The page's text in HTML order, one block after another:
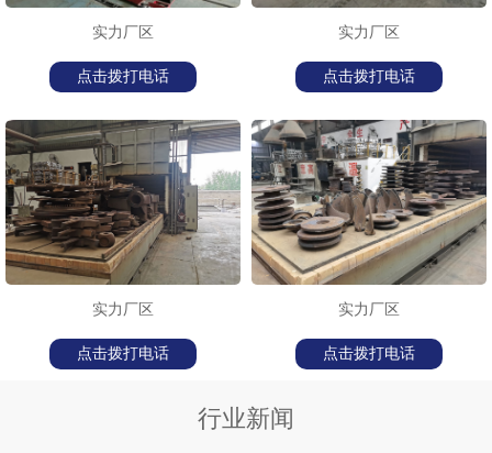
实力厂区
点击拨打电话
实力厂区
点击拨打电话
实力厂区
点击拨打电话
实力厂区
点击拨打电话
行业新闻